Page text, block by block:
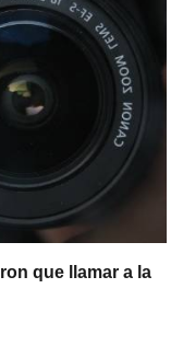
que llamar a la